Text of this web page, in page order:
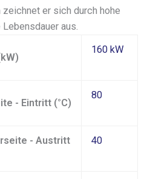
er sich durch hohe
aus.
160 kW
- Eintritt (°C)
80
- Austritt
40